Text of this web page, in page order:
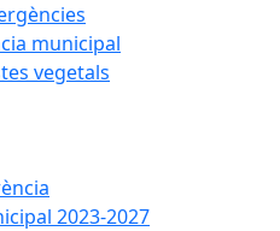
municipal
vegetals
2023-2027